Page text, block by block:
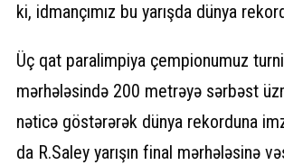
ki, idmançımız bu yarışda dünya
Üç qat paralimpiya çempionumuz
mərhələsində 200 metrəyə sərbəst
nəticə göstərərək dünya rekorduna
da R.Saley yarışın final mərhələsinə